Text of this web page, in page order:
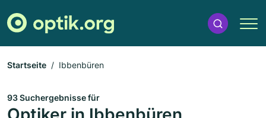
Startseite Ibbenbüren
93 Suchergebnisse für